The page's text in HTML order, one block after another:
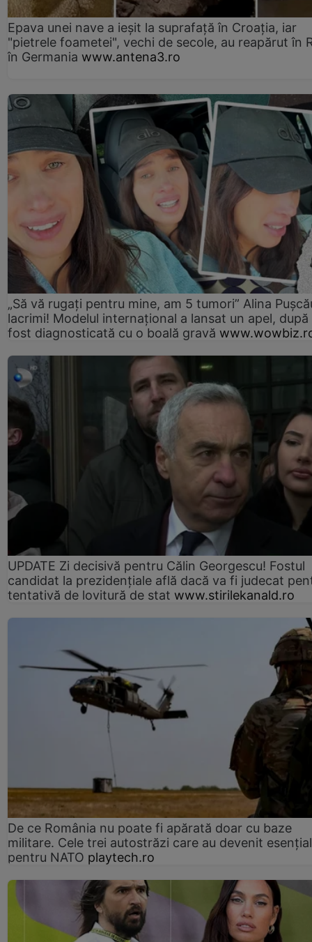
Epava unei nave a ieșit la suprafață în Croația, iar
"pietrele foametei", vechi de secole, au reapărut în
în Germania www.antena3.ro
„Să vă rugați pentru mine, am 5 tumori” Alina
lacrimi! Modelul internațional a lansat un apel, după
fost diagnosticată cu o boală gravă
UPDATE Zi decisivă pentru Călin Georgescu! Fostul
candidat la prezidențiale află dacă va fi judecat
tentativă de lovitură de stat www.stirilekanald.ro
De ce România nu poate fi apărată doar cu baze
militare. Cele trei autostrăzi care au devenit
pentru NATO playtech.ro